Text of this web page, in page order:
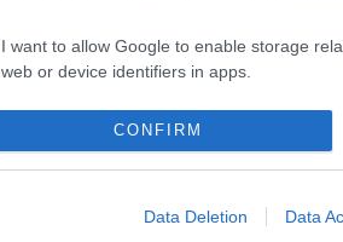
I want to allow Google to enable storage
web or device identifiers in apps.
I want to allow Google to enable storage
or app.
CONFIRM
Data Deletion Data